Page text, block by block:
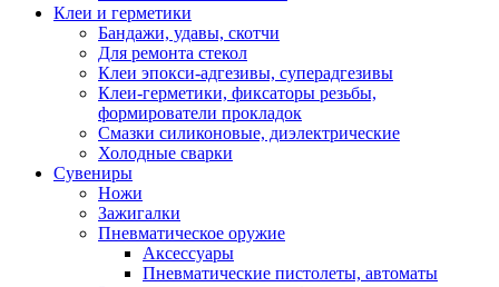
Клеи и герметики
Бандажи, удавы, скотчи
Для ремонта стекол
Клеи эпокси-адгезивы, суперадгезивы
Клеи-герметики, фиксаторы резьбы,
формирователи прокладок
Смазки силиконовые, диэлектрические
Холодные сварки
Сувениры
Ножи
Зажигалки
Пневматическое оружие
Аксессуары
Пневматические пистолеты, автоматы